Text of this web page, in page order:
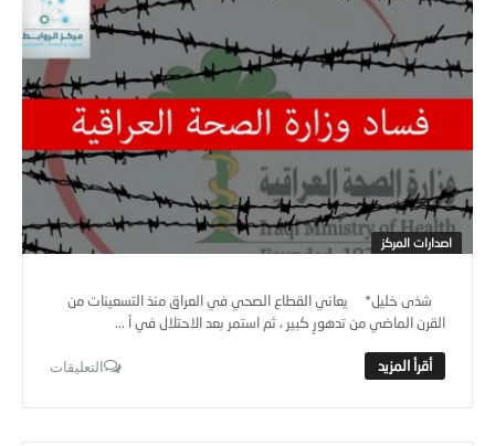
اصدارات المركز
شذى خليل* يعاني القطاع الصحي في العراق منذ التسعينات من
القرن الماضي من تدهورٍ كبير ، ثم استمر بعد الاحتلال في أ ...
التعليقات